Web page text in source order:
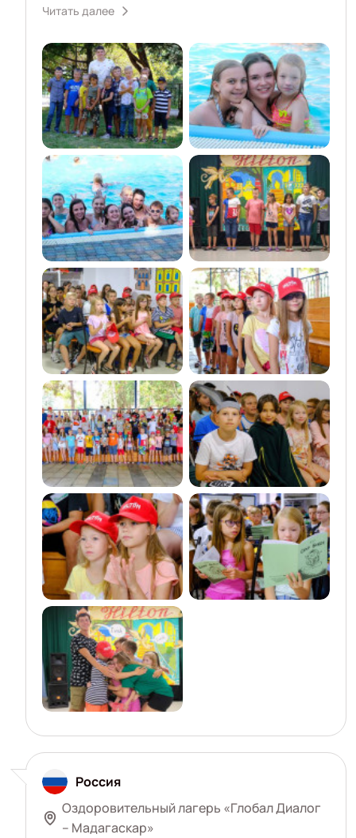
Читать далее
Россия
Оздоровительный лагерь «Глобал Диалог
– Мадагаскар»